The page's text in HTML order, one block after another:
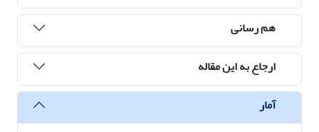
هم رسانی
ارجاع به این مقاله
آمار